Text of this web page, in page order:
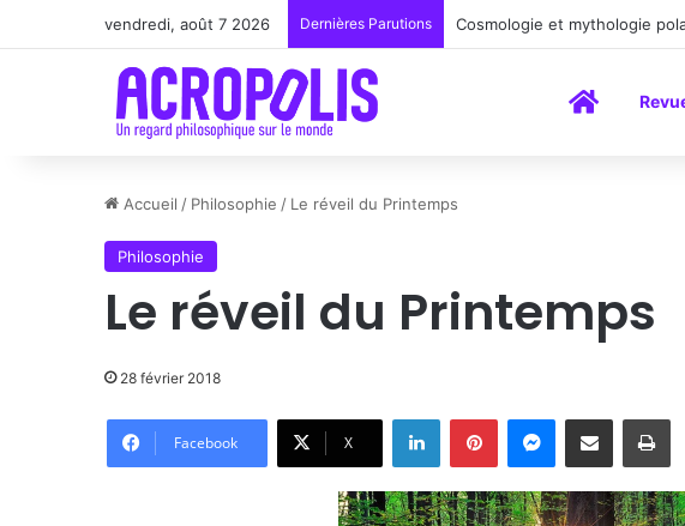
vendredi, août 7 2026 Dernières Parutions Renoir : la peinture comme un
Accueil
Accueil / Philosophie / Le réveil du Printemps
Philosophie
Le réveil du Printemps
28 février 2018
Facebook X
LinkedinPinterestMessenger
Partager par email